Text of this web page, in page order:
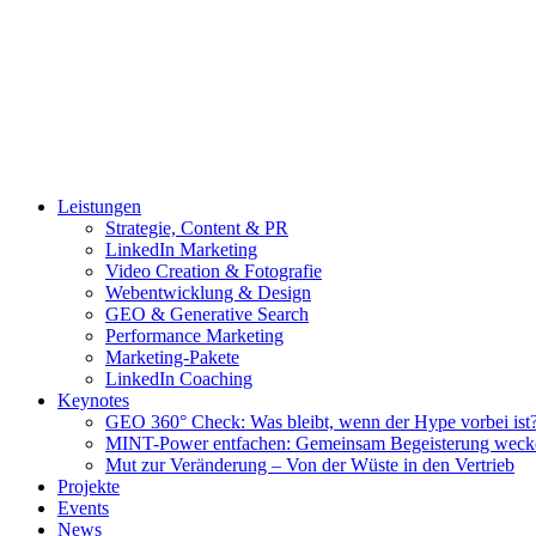
Leistungen
Strategie, Content & PR
LinkedIn Marketing
Video Creation & Fotografie
Webentwicklung & Design
GEO & Generative Search
Performance Marketing
Marketing-Pakete
LinkedIn Coaching
Keynotes
GEO 360° Check: Was bleibt, wenn der Hype vorbei
MINT-Power entfachen: Gemeinsam Begeisterung
Mut zur Veränderung – Von der Wüste in den Vertrieb
Projekte
Events
News